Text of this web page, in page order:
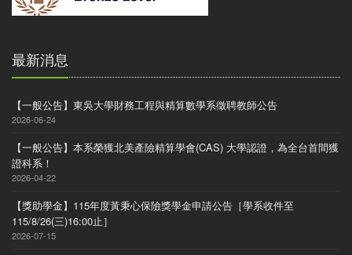
最新消息
【一般公告】東吳大學財務工程與精算數學系徵聘教師公告
2026-06-24
【一般公告】本系榮獲北美產險精算學會(CAS) 大學認證，為全台首間獲
證科系！
2026-04-22
【獎助學金】115年度黃秉心保險獎學金申請公告［學系收件至
115/8/26(三)16:00止］
2026-07-15